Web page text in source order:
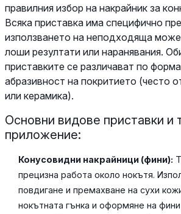
правилния избор на накрайник за
Всяка приставка има специфично
използването на неподходяща
лоши резултати или наранявания.
приставките се различават по
абразивност на покритието (често
или керамика).
Основни видове приставки и
приложение:
Конусовидни накрайници (фини):
прецизна работа около нокътя.
повдигане и премахване на сухи
нокътната гънка и оформяне на